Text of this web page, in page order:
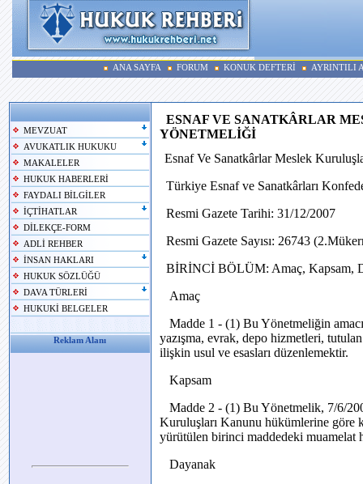
ANA SAYFA FORUM KONUK DEFTERİ AYRINTILI
MEVZUAT
AVUKATLIK HUKUKU
MAKALELER
HUKUK HABERLERİ
FAYDALI BİLGİLER
İÇTİHATLAR
DİLEKÇE-FORM
ADLİ REHBER
İNSAN HAKLARI
HUKUK SÖZLÜĞÜ
DAVA TÜRLERİ
HUKUKİ BELGELER
Reklam Alanı
ESNAF VE SANATKÂRLAR
YÖNETMELİĞİ
Esnaf Ve Sanatkârlar Meslek
Türkiye Esnaf ve Sanatkârları
Resmi Gazete Tarihi: 31/12/2007
Resmi Gazete Sayısı: 26743
BİRİNCİ BÖLÜM: Amaç, Kapsam,
Amaç
Madde 1 - (1) Bu Yönetmeliğin
yazışma, evrak, depo hizmetleri,
ilişkin usul ve esasları düzenlemektir.
Kapsam
Madde 2 - (1) Bu Yönetmelik, 7/6/
Kuruluşları Kanunu hükümlerine göre
yürütülen birinci maddedeki muamelat
Dayanak